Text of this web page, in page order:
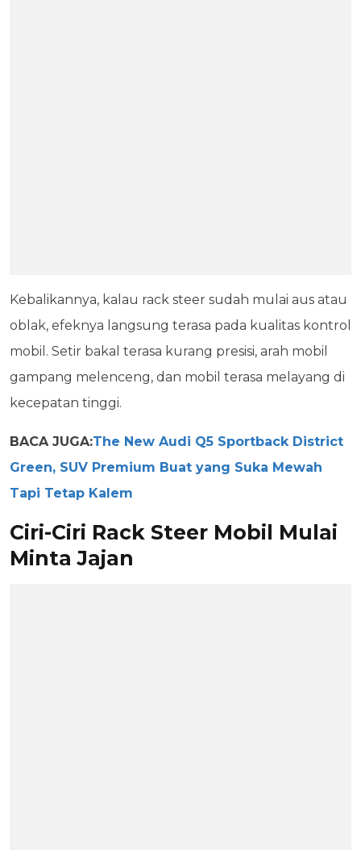
Kebalikannya, kalau rack steer sudah mulai aus atau
oblak, efeknya langsung terasa pada kualitas kontrol
mobil. Setir bakal terasa kurang presisi, arah mobil
gampang melenceng, dan mobil terasa melayang di
kecepatan tinggi.
BACA JUGA:The New Audi Q5 Sportback District
Green, SUV Premium Buat yang Suka Mewah
Tapi Tetap Kalem
Ciri-Ciri Rack Steer Mobil Mulai
Minta Jajan